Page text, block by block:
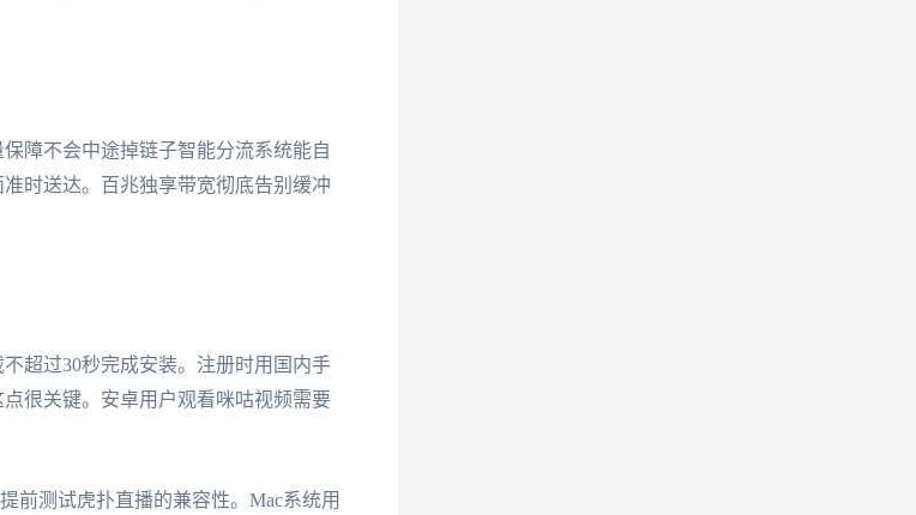
障不会中途掉链子智能分流系统能自
时送达。百兆独享带宽彻底告别缓冲
超过30秒完成安装。注册时用国内手
很关键。安卓用户观看咪咕视频需要
前测试虎扑直播的兼容性。Mac系统用